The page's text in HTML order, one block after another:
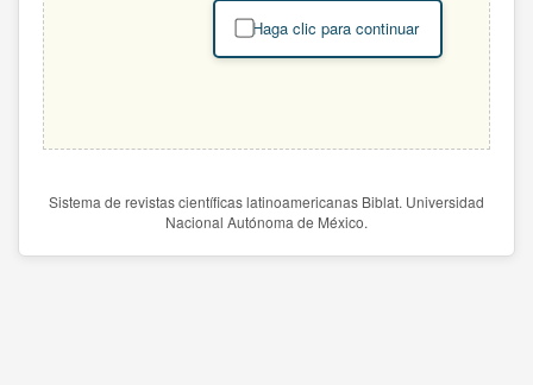
Haga clic para continuar
Sistema de revistas científicas latinoamericanas Biblat. Universidad
Nacional Autónoma de México.